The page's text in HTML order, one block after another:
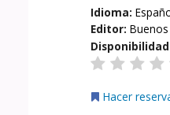
Idioma:
Editor:
Hacer